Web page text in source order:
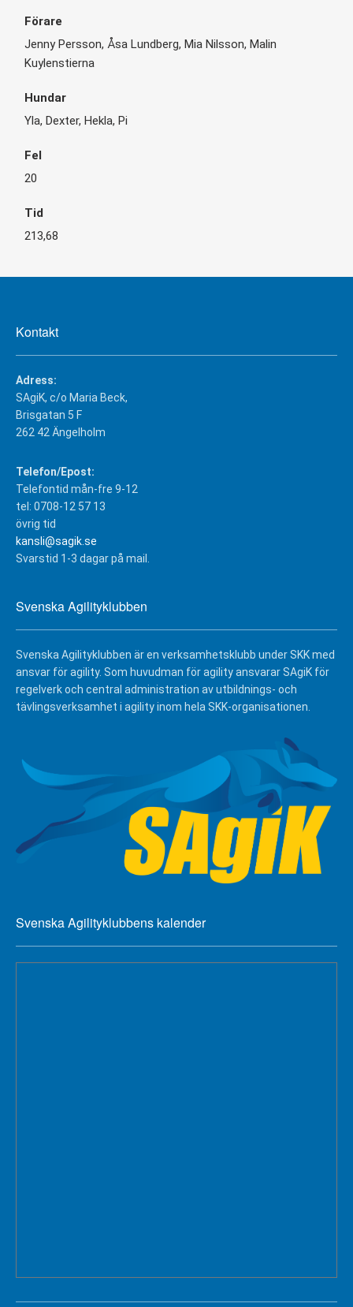
Jenny Persson, Åsa Lundberg, Mia Nilsson, Malin
Kuylenstierna
Yla, Dexter, Hekla, Pi
20
213,68
Kontakt
Adress:
SAgiK, c/o Maria Beck,
Brisgatan 5 F
262 42 Ängelholm
Telefon/Epost:
Telefontid mån-fre 9-12
tel: 0708-12 57 13
övrig tid
kansli@sagik.se
Svarstid 1-3 dagar på mail.
Svenska Agilityklubben
Svenska Agilityklubben är en verksamhetsklubb under SKK med
ansvar för agility. Som huvudman för agility ansvarar SAgiK för
regelverk och central administration av utbildnings- och
tävlingsverksamhet i agility inom hela SKK-organisationen.
Svenska Agilityklubbens kalender